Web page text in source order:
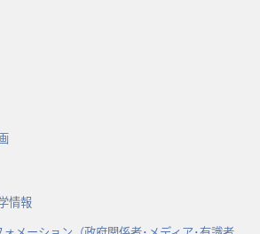
情報